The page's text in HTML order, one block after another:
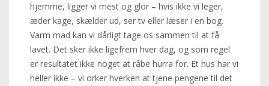
hjemme, ligger vi mest og glor – hvis ikke vi leger,
æder kage, skælder ud, ser tv eller læser i en bog.
Varm mad kan vi dårligt tage os sammen til at få
lavet. Det sker ikke ligefrem hver dag, og som regel
er resultatet ikke noget at råbe hurra for. Et hus har vi
heller ikke – vi orker hverken at tjene pengene til det